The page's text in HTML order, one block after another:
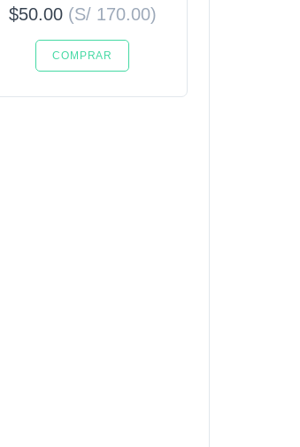
$50.00 (S/ 170.00)
COMPRAR